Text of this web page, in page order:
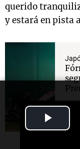
querido
y estará en pista